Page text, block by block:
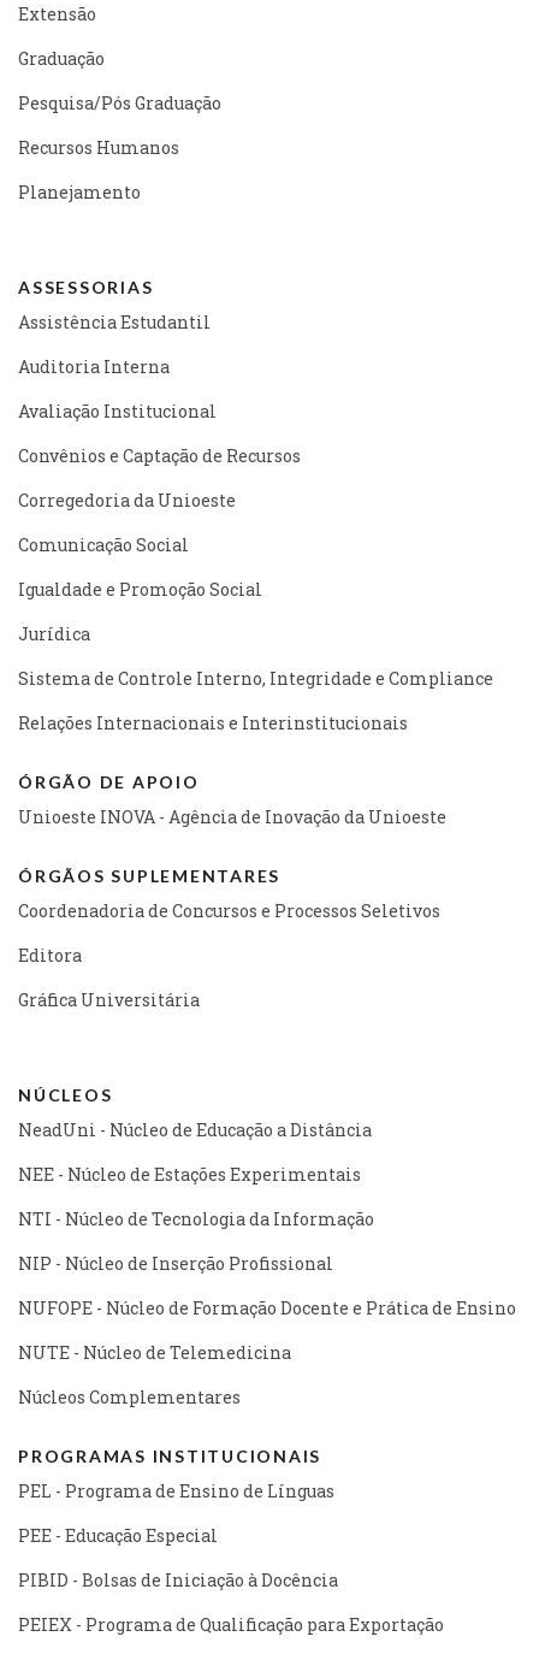
Extensão
Graduação
Pesquisa/Pós Graduação
Recursos Humanos
Planejamento
ASSESSORIAS
Assistência Estudantil
Auditoria Interna
Avaliação Institucional
Convênios e Captação de Recursos
Corregedoria da Unioeste
Comunicação Social
Igualdade e Promoção Social
Jurídica
Sistema de Controle Interno, Integridade e Compliance
Relações Internacionais e Interinstitucionais
ÓRGÃO DE APOIO
Unioeste INOVA - Agência de Inovação da Unioeste
ÓRGÃOS SUPLEMENTARES
Coordenadoria de Concursos e Processos Seletivos
Editora
Gráfica Universitária
NÚCLEOS
NeadUni - Núcleo de Educação a Distância
NEE - Núcleo de Estações Experimentais
NTI - Núcleo de Tecnologia da Informação
NIP - Núcleo de Inserção Profissional
NUFOPE - Núcleo de Formação Docente e Prática de Ensino
NUTE - Núcleo de Telemedicina
Núcleos Complementares
PROGRAMAS INSTITUCIONAIS
PEL - Programa de Ensino de Línguas
PEE - Educação Especial
PIBID - Bolsas de Iniciação à Docência
PEIEX - Programa de Qualificação para Exportação